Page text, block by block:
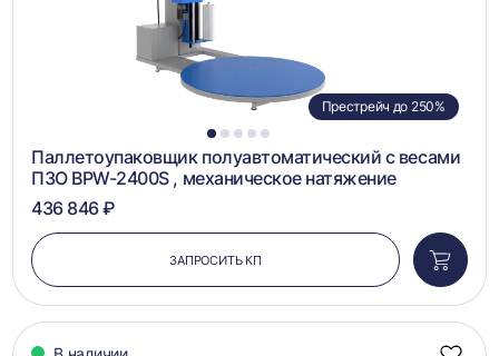
1 2 3 4 5
Престрейч до 250%
Паллетоупаковщик полуавтоматический с весами
ПЗО BPW-2400S , механическое натяжение
436 846 ₽
ЗАПРОСИТЬ КП
в